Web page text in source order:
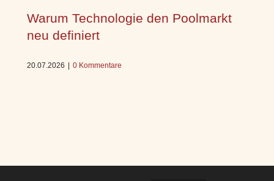
Warum Technologie den Poolmarkt
neu definiert
20.07.2026 | 0 Kommentare